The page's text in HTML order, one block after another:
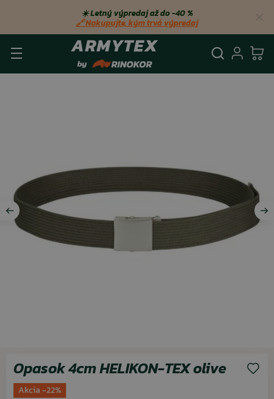
☀️ Letný výpredaj až do −40 %
🔗 Nakupujte, kým trvá výpredaj
Opasok 4cm HELIKON-TEX olive
Akcia -22%